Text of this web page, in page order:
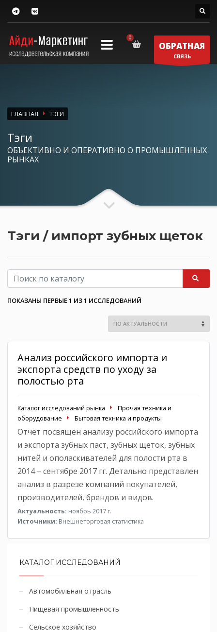
ОБРАТНАЯ
СВЯЗЬ
ГЛАВНАЯ ТЭГИ
Тэги
ОБЪЕКТИВНО И ОПЕРАТИВНО О ПРОМЫШЛЕННЫХ
РЫНКАХ
Тэги / импорт зубных щеток
ПОКАЗАНЫ ПЕРВЫЕ 1 ИЗ 1 ИССЛЕДОВАНИЙ
Анализ российского импорта и
экспорта средств по уходу за
полостью рта
Каталог исследований рынка
Прочая техника и
оборудование
Бытовая техника и продукты
Отчет посвящен анализу российского импорта
и экспорта зубных паст, зубных щеток, зубных
нитей и ополаскивателей для полости рта в
2014 – сентябре 2017 гг. Детально представлен
анализ в разрезе компаний покупателей,
производителей, брендов и видов.
Актуальность: ноябрь 2017 г.
Источники: Внешнеторговая статистика
КАТАЛОГ ИССЛЕДОВАНИЙ
Автомобильная отрасль
Пищевая промышленность
Сельское хозяйство